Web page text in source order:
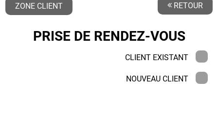
RETOUR
ZONE CLIENT
PRISE DE RENDEZ-VOUS
CLIENT EXISTANT
NOUVEAU CLIENT